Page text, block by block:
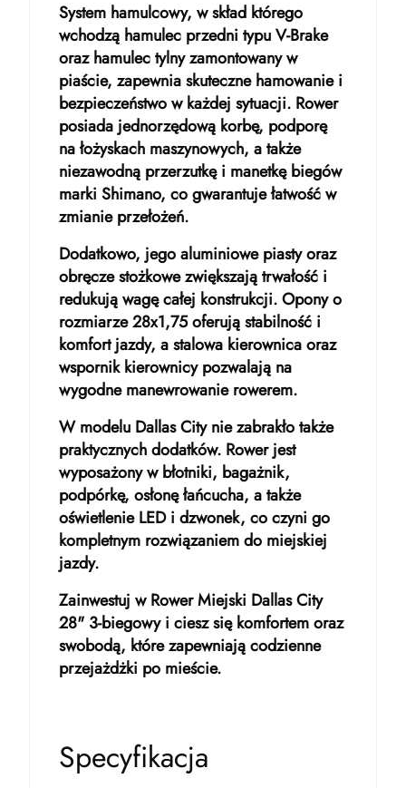
System hamulcowy, w skład którego
wchodzą hamulec przedni typu V-Brake
oraz hamulec tylny zamontowany w
piaście, zapewnia skuteczne hamowanie i
bezpieczeństwo w każdej sytuacji. Rower
posiada jednorzędową korbę, podporę
na łożyskach maszynowych, a także
niezawodną przerzutkę i manetkę biegów
marki Shimano, co gwarantuje łatwość w
zmianie przełożeń.
Dodatkowo, jego aluminiowe piasty oraz
obręcze stożkowe zwiększają trwałość i
redukują wagę całej konstrukcji. Opony o
rozmiarze 28x1,75 oferują stabilność i
komfort jazdy, a stalowa kierownica oraz
wspornik kierownicy pozwalają na
wygodne manewrowanie rowerem.
W modelu Dallas City nie zabrakło także
praktycznych dodatków. Rower jest
wyposażony w błotniki, bagażnik,
podpórkę, osłonę łańcucha, a także
oświetlenie LED i dzwonek, co czyni go
kompletnym rozwiązaniem do miejskiej
jazdy.
Zainwestuj w Rower Miejski Dallas City
28" 3-biegowy i ciesz się komfortem oraz
swobodą, które zapewniają codzienne
przejażdżki po mieście.
Specyfikacja